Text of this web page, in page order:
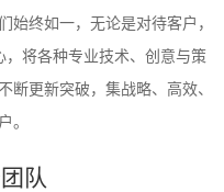
始终如一，无论是对待客户，
将各种专业技术、创意与策
断更新突破，集战略、高效、
。
队